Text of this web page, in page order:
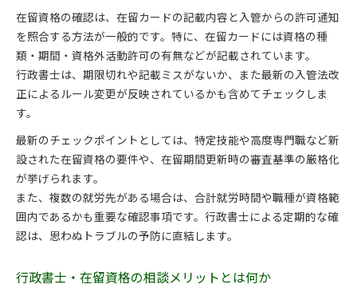
行政書士が解説する在留資格一覧の見方
在留資格とビザの違いを分かりやすく解説
在留資格一覧pdfで自分の資格を再確認
行政書士・在留資格選択時の注意ポイント
在留資格 技術人文知識国際業務の特徴
行政書士が説明する留学生の在留資格概要
資格外活動許可とオーバーワークの注意点
在留資格一覧から留学生向け資格を確認
行政書士・在留資格管理で不安を解消する方法
身分に基づく在留資格の基礎を分かりやすく
在留資格の確認は、在留カードの記載内容と入管からの許可通知
を照合する方法が一般的です。特に、在留カードには資格の種
類・期間・資格外活動許可の有無などが記載されています。
行政書士は、期限切れや記載ミスがないか、また最新の入管法改
正によるルール変更が反映されているかも含めてチェックしま
す。
最新のチェックポイントとしては、特定技能や高度専門職など新
設された在留資格の要件や、在留期間更新時の審査基準の厳格化
が挙げられます。
また、複数の就労先がある場合は、合計就労時間や職種が資格範
囲内であるかも重要な確認事項です。行政書士による定期的な確
認は、思わぬトラブルの予防に直結します。
行政書士・在留資格の相談メリットとは何か